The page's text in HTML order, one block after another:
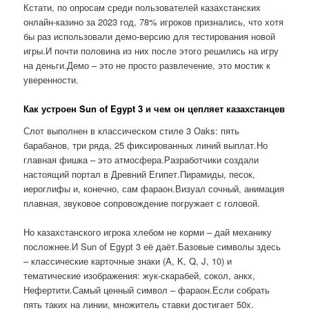
Кстати, по опросам среди пользователей казахстанских
онлайн-казино за 2023 год, 78% игроков признались, что хотя
бы раз использовали демо-версию для тестирования новой
игры.И почти половина из них после этого решились на игру
на деньги.Демо – это не просто развлечение, это мостик к
уверенности.
Как устроен Sun of Egypt 3 и чем он цепляет казахстанцев
Слот выполнен в классическом стиле 3 Oaks: пять
барабанов, три ряда, 25 фиксированных линий выплат.Но
главная фишка – это атмосфера.Разработчики создали
настоящий портал в Древний Египет.Пирамиды, песок,
иероглифы и, конечно, сам фараон.Визуал сочный, анимация
плавная, звуковое сопровождение погружает с головой.
Но казахстанского игрока хлебом не корми – дай механику
посложнее.И Sun of Egypt 3 её даёт.Базовые символы здесь
– классические карточные знаки (A, K, Q, J, 10) и
тематические изображения: жук-скарабей, сокол, анкх,
Нефертити.Самый ценный символ – фараон.Если собрать
пять таких на линии, множитель ставки достигает 50x.